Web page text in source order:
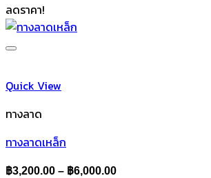
ลดราคา!
Quick View
ทางลาด
ทางลาดเหล็ก
฿3,200.00 – ฿6,000.00Price